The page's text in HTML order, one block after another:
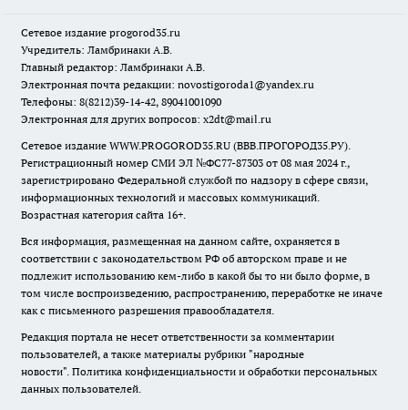
Сетевое издание progorod35.ru
Учредитель: Ламбринаки А.В.
Главный редактор: Ламбринаки А.В.
Электронная почта редакции: novostigoroda1@yandex.ru
Телефоны: 8(8212)39-14-42, 89041001090
Электронная для других вопросов: x2dt@mail.ru
Сетевое издание WWW.PROGOROD35.RU (ВВВ.ПРОГОРОД35.РУ).
Регистрационный номер СМИ ЭЛ №ФС77-87303 от 08 мая 2024 г.,
зарегистрировано Федеральной службой по надзору в сфере связи,
информационных технологий и массовых коммуникаций.
Возрастная категория сайта 16+.
Вся информация, размещенная на данном сайте, охраняется в
соответствии с законодательством РФ об авторском праве и не
подлежит использованию кем-либо в какой бы то ни было форме, в
том числе воспроизведению, распространению, переработке не иначе
как с письменного разрешения правообладателя.
Редакция портала не несет ответственности за комментарии
пользователей, а также материалы рубрики "народные
новости". Политика конфиденциальности и обработки персональных
данных пользователей.